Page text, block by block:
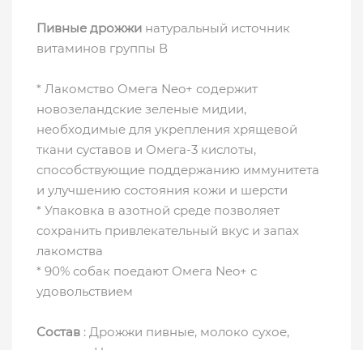
Пивные дрожжи натуральный источник
витаминов группы В
* Лакомство Омега Neo+ содержит
новозеландские зеленые мидии,
необходимые для укрепления хрящевой
ткани суставов и Омега-3 кислоты,
способствующие поддержанию иммунитета
и улучшению состояния кожи и шерсти
* Упаковка в азотной среде позволяет
сохранить привлекательный вкус и запах
лакомства
* 90% собак поедают Омега Neo+ с
удовольствием
Состав : Дрожжи пивные, молоко сухое,